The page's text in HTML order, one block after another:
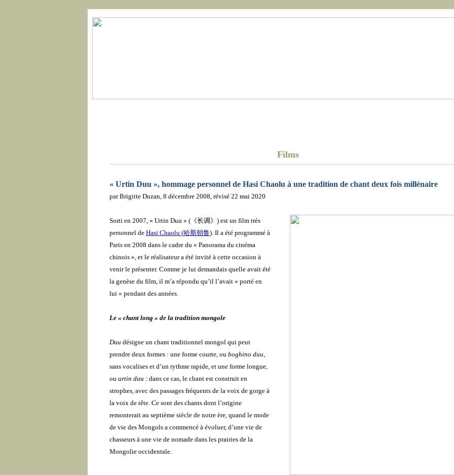
Films
« Urtin Duu », hommage personnel de Hasi Chaolu à une tradition de chant deux fois millénaire
par Brigitte Duzan, 8 décembre 2008, révisé 22 mai 2020
Sorti en 2007, « Urtin Duu » (《长调》 ) est un film très
personnel de Hasi Chaolu (哈斯朝鲁). Il a été programmé à
Paris en 2008 dans le cadre du « Panorama du cinéma
chinois », etle réalisateura été invité à cette occasion à
venir le présenter. Comme je lui demandais quelle avait été
la genèse du film, il m’a répondu qu’il l’avait « porté en
lui » pendant des années.
Le « chant long » de la tradition mongole
Duu désigne un chant traditionnel mongol qui peut
prendre deux formes : une forme courte, ou boghino duu,
sans vocalises et d’un rythme rapide, et une forme longue,
ou urtin duu : dans ce cas, le chant est construit en
strophes, avec des passages fréquents de la voix de gorge à
la voix de tête. Ce sont des chants dont l’origine
remonterait au septième siècle de notre ère, quand le mode
de vie des Mongols a commencé à évoluer, d’une vie de
chasseurs à une vie de nomade dans les prairies de la
Mongolie occidentale.